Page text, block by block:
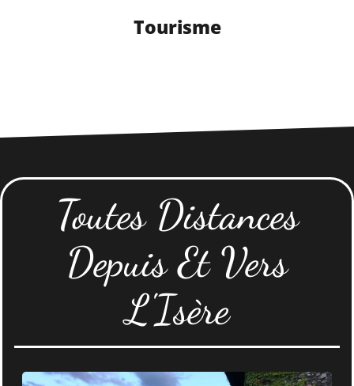
Tourisme
Toutes Distances
Depuis Et Vers
L'Isère